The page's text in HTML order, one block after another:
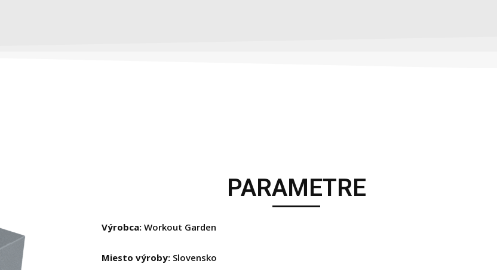
PARAMETRE
Výrobca: Workout Garden
Miesto výroby: Slovensko